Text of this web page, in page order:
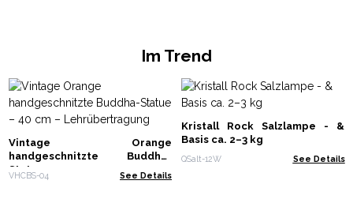
Im Trend
Vintage Orange
handgeschnitzte Buddha-
Statue – 40 cm –
Lehrübertragung
VHCBS-04 See Details
Kristall Rock Salzlampe - &
Basis ca. 2–3 kg
QSalt-12W See Details